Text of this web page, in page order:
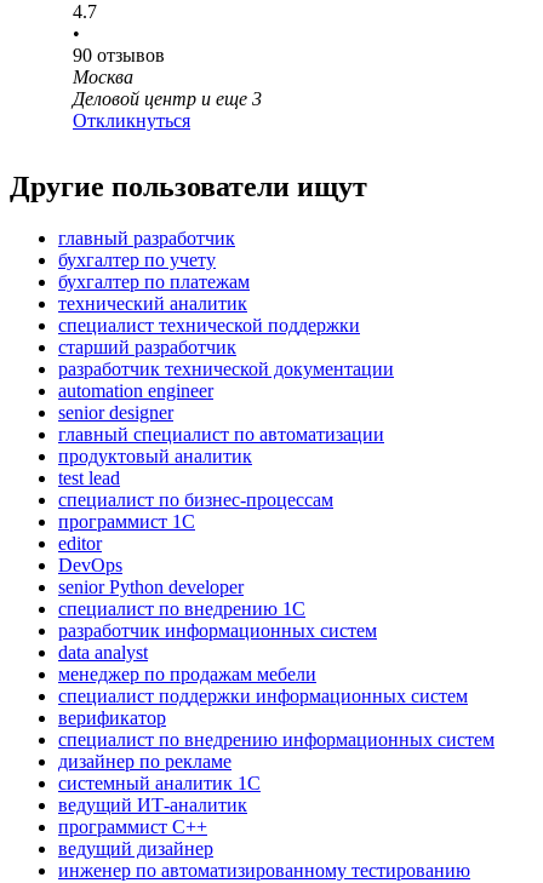
4.7
•
90 отзывов
Москва
Деловой центр и еще 3
Откликнуться
Другие пользователи ищут
главный разработчик
бухгалтер по учету
бухгалтер по платежам
технический аналитик
специалист технической поддержки
старший разработчик
разработчик технической документации
automation engineer
senior designer
главный специалист по автоматизации
продуктовый аналитик
test lead
специалист по бизнес-процессам
программист 1C
editor
DevOps
senior Python developer
специалист по внедрению 1С
разработчик информационных систем
data analyst
менеджер по продажам мебели
специалист поддержки информационных систем
верификатор
специалист по внедрению информационных систем
дизайнер по рекламе
системный аналитик 1С
ведущий ИТ-аналитик
программист C++
ведущий дизайнер
инженер по автоматизированному тестированию